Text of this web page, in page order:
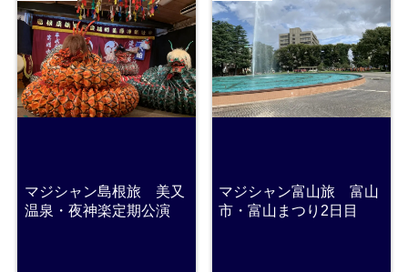
マジシャン島根旅 美又
温泉・夜神楽定期公演
マジシャン富山旅 富山
市・富山まつり2日目